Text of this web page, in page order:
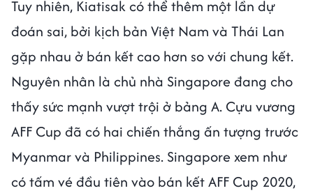
Tuy nhiên, Kiatisak có thể thêm một lần dự
đoán sai, bởi kịch bản Việt Nam và Thái Lan
gặp nhau ở bán kết cao hơn so với chung kết.
Nguyên nhân là chủ nhà Singapore đang cho
thấy sức mạnh vượt trội ở bảng A. Cựu vương
AFF Cup đã có hai chiến thắng ấn tượng trước
Myanmar và Philippines. Singapore xem như
có tấm vé đầu tiên vào bán kết AFF Cup 2020,